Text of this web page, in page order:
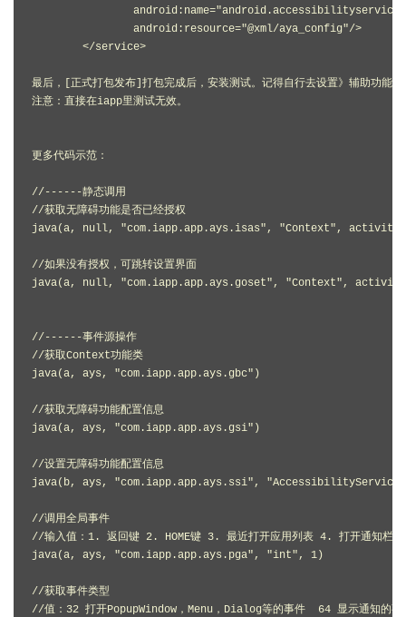
                android:name="android.accessibilityservice"
                android:resource="@xml/aya_config"/>
        </service>
最后，[正式打包发布]打包完成后，安装测试。记得自行去设置》辅助功能
注意：直接在iapp里测试无效。
更多代码示范：
//------静态调用
//获取无障碍功能是否已经授权
java(a, null, "com.iapp.app.ays.isas", "Context", activity)
//如果没有授权，可跳转设置界面
java(a, null, "com.iapp.app.ays.goset", "Context",
//------事件源操作
//获取Context功能类
java(a, ays, "com.iapp.app.ays.gbc")
//获取无障碍功能配置信息
java(a, ays, "com.iapp.app.ays.gsi")
//设置无障碍功能配置信息
java(b, ays, "com.iapp.app.ays.ssi",
//调用全局事件
//输入值：1. 返回键 2. HOME键 3. 最近打开应用列表 4. 打开通知
java(a, ays, "com.iapp.app.ays.pga", "int", 1)
//获取事件类型
//值：32 打开PopupWindow，Menu，Dialog等的事件  64 显示通知的